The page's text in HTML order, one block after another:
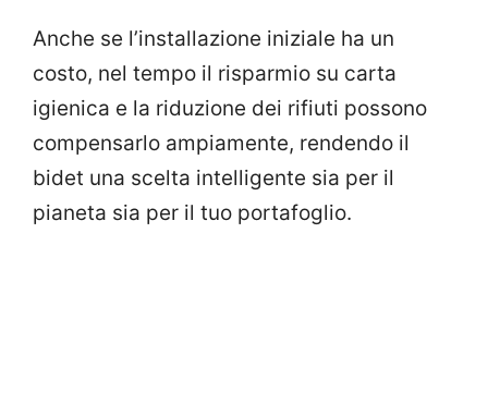
Anche se l’installazione iniziale ha un
costo, nel tempo il risparmio su carta
igienica e la riduzione dei rifiuti possono
compensarlo ampiamente, rendendo il
bidet una scelta intelligente sia per il
pianeta sia per il tuo portafoglio.